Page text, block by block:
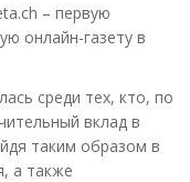
– первую
онлайн-газету в
среди тех, кто, по
вклад в
таким образом в
а также